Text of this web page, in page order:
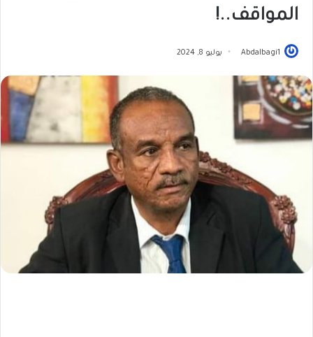
المواقف..!
Abdalbagi1 يوليو 8, 2024